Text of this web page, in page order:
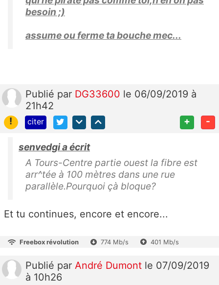
besoin ;)
assume ou ferme ta bouche mec...
Publié par DG33600 le 06/09/2019 à
21h42
!
citer + -
senvedgi a écrit
A Tours-Centre partie ouest la fibre est
arr^tée à 100 mètres dans une rue
parallèle.Pourquoi çà bloque?
Et tu continues, encore et encore...
Freebox révolution 774 Mb/s 401 Mb/s
Publié par André Dumont le 07/09/2019
à 10h26